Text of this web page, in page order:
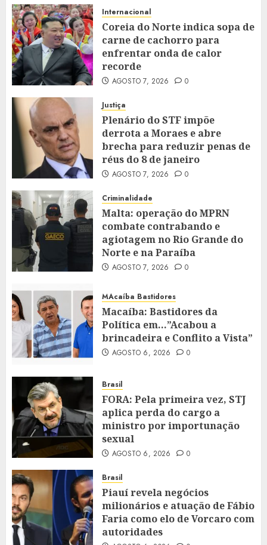
Internacional
Coreia do Norte indica sopa de
carne de cachorro para
enfrentar onda de calor
recorde
AGOSTO 7, 2026 0
Justiça
Plenário do STF impõe
derrota a Moraes e abre
brecha para reduzir penas de
réus do 8 de janeiro
AGOSTO 7, 2026 0
Criminalidade
Malta: operação do MPRN
combate contrabando e
agiotagem no Rio Grande do
Norte e na Paraíba
AGOSTO 7, 2026 0
MAcaíba Bastidores
Macaíba: Bastidores da
Política em…”Acabou a
brincadeira e Conflito a Vista”
AGOSTO 6, 2026 0
Brasil
FORA: Pela primeira vez, STJ
aplica perda do cargo a
ministro por importunação
sexual
AGOSTO 6, 2026 0
Brasil
Piauí revela negócios
milionários e atuação de Fábio
Faria como elo de Vorcaro com
autoridades